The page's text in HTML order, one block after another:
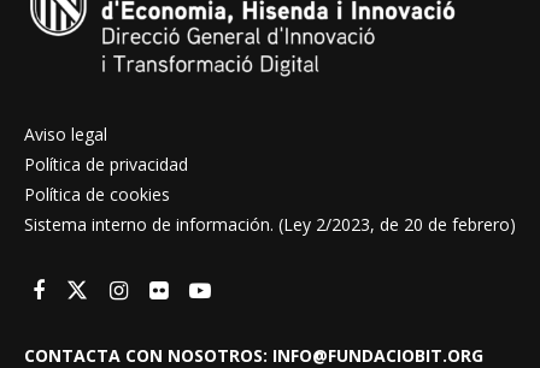
Aviso legal
Política de privacidad
Política de cookies
Sistema interno de información. (Ley 2/2023, de 20 de febrero)
CONTACTA CON NOSOTROS: INFO@FUNDACIOBIT.ORG